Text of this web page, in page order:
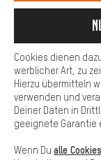
Alle Preise
Verfügung
Services zu
finden.
Fragen
Basis
Basis-
grundsätzlich
Cookies dienen
werblicher Art, zu
Hierzu übermitteln
verwenden und
Deiner Daten in
geeignete Garantie
Wenn Du alle